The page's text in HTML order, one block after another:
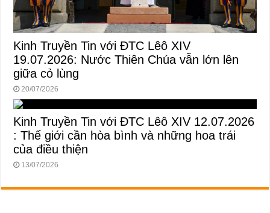
Kinh Truyền Tin với ĐTC Lêô XIV
19.07.2026: Nước Thiên Chúa vẫn lớn lên
giữa cỏ lùng
20/07/2026
Kinh Truyền Tin với ĐTC Lêô XIV 12.07.2026
: Thế giới cần hòa bình và những hoa trái
của điều thiện
13/07/2026